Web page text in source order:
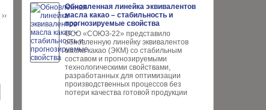
Обновленная линейка эквивалентов
масла какао – стабильность и
прогнозируемые свойства
ООО «СОЮЗ-22» представило
обновлен­ную линейку эквивалентов
масла ка­као (ЭКМ) со стабильным
составом и прогнозируемыми
технологическими свойствами,
разработанных для опти­мизации
производственных процес­сов без
потери качества готовой про­дукции
››